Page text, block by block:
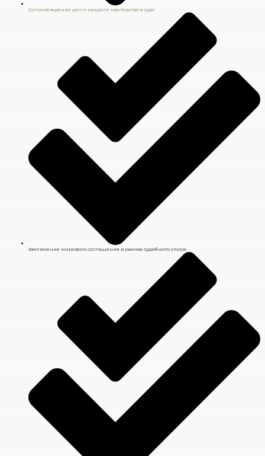
Сопровождение дел о разделе наследства в суде
Заключение мирового соглашения в рамках судебного спора